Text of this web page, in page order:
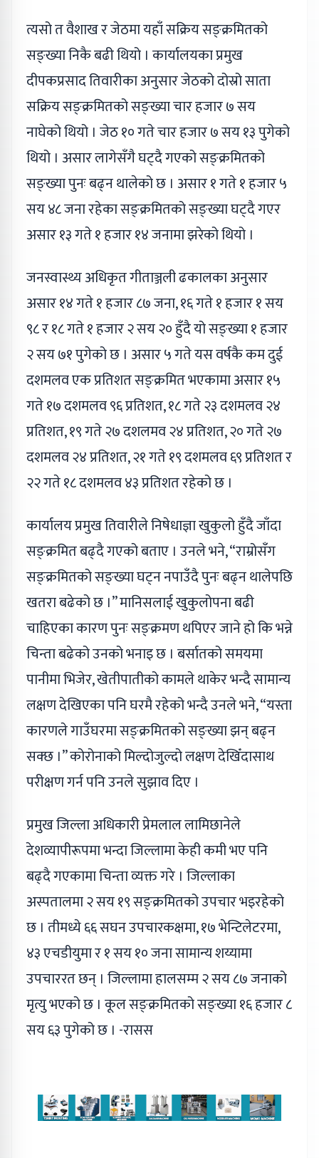
त्यसो त वैशाख र जेठमा यहाँ सक्रिय सङ्क्रमितको
सङ्ख्या निकै बढी थियो । कार्यालयका प्रमुख
दीपकप्रसाद तिवारीका अनुसार जेठको दोस्रो साता
सक्रिय सङ्क्रमितको सङ्ख्या चार हजार ७ सय
नाघेको थियो । जेठ १० गते चार हजार ७ सय १३ पुगेको
थियो । असार लागेसँगै घट्दै गएको सङ्क्रमितको
सङ्ख्या पुनः बढ्न थालेको छ । असार १ गते १ हजार ५
सय ४८ जना रहेका सङ्क्रमितको सङ्ख्या घट्दै गएर
असार १३ गते १ हजार १४ जनामा झरेको थियो ।
जनस्वास्थ्य अधिकृत गीताञ्जली ढकालका अनुसार
असार १४ गते १ हजार ८७ जना, १६ गते १ हजार १ सय
९८ र १८ गते १ हजार २ सय २० हुँदै यो सङ्ख्या १ हजार
२ सय ७१ पुगेको छ । असार ५ गते यस वर्षकै कम दुई
दशमलव एक प्रतिशत सङ्क्रमित भएकामा असार १५
गते १७ दशमलव ९६ प्रतिशत, १८ गते २३ दशमलव २४
प्रतिशत, १९ गते २७ दशलमव २४ प्रतिशत, २० गते २७
दशमलव २४ प्रतिशत, २१ गते १९ दशमलव ६९ प्रतिशत र
२२ गते १८ दशमलव ४३ प्रतिशत रहेको छ ।
कार्यालय प्रमुख तिवारीले निषेधाज्ञा खुकुलो हुँदै जाँदा
सङ्क्रमित बढ्दै गएको बताए । उनले भने, “राम्रोसँग
सङ्क्रमितको सङ्ख्या घट्न नपाउँदै पुनः बढ्न थालेपछि
खतरा बढेको छ ।” मानिसलाई खुकुलोपना बढी
चाहिएका कारण पुनः सङ्क्रमण थपिएर जाने हो कि भन्ने
चिन्ता बढेको उनको भनाइ छ । बर्सातको समयमा
पानीमा भिजेर, खेतीपातीको कामले थाकेर भन्दै सामान्य
लक्षण देखिएका पनि घरमै रहेको भन्दै उनले भने, “यस्ता
कारणले गाउँघरमा सङ्क्रमितको सङ्ख्या झन् बढ्न
सक्छ ।” कोरोनाको मिल्दोजुल्दो लक्षण देखिँदासाथ
परीक्षण गर्न पनि उनले सुझाव दिए ।
प्रमुख जिल्ला अधिकारी प्रेमलाल लामिछानेले
देशव्यापीरूपमा भन्दा जिल्लामा केही कमी भए पनि
बढ्दै गएकामा चिन्ता व्यक्त गरे । जिल्लाका
अस्पतालमा २ सय १९ सङ्क्रमितको उपचार भइरहेको
छ । तीमध्ये ६६ सघन उपचारकक्षमा, १७ भेन्टिलेटरमा,
४३ एचडीयुमा र १ सय १० जना सामान्य शय्यामा
उपचाररत छन् । जिल्लामा हालसम्म २ सय ८७ जनाको
मृत्यु भएको छ । कूल सङ्क्रमितको सङ्ख्या १६ हजार ८
सय ६३ पुगेको छ । -रासस